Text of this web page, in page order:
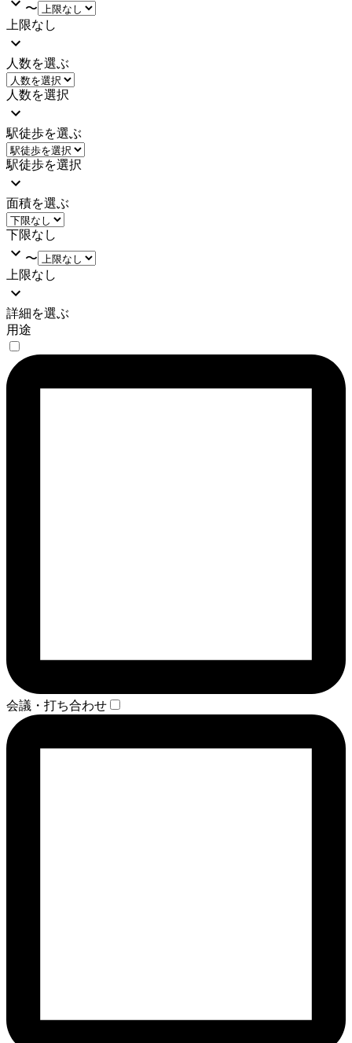
〜
上限なし
人数を選ぶ
人数を選択
駅徒歩を選ぶ
駅徒歩を選択
面積を選ぶ
下限なし
〜
上限なし
詳細を選ぶ
用途
会議・打ち合わせ